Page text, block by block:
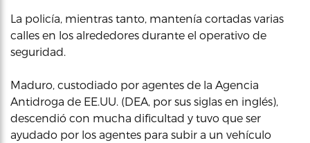
La policía, mientras tanto, mantenía cortadas varias
calles en los alrededores durante el operativo de
seguridad.
Maduro, custodiado por agentes de la Agencia
Antidroga de EE.UU. (DEA, por sus siglas en inglés),
descendió con mucha dificultad y tuvo que ser
ayudado por los agentes para subir a un vehículo